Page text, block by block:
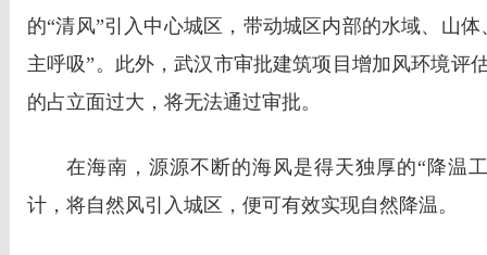
的“清风”引入中心城区，带动城区内部的水域、山
主呼吸”。此外，武汉市审批建筑项目增加风环境评
的占立面过大，将无法通过审批。
在海南，源源不断的海风是得天独厚的“降温
计，将自然风引入城区，便可有效实现自然降温。